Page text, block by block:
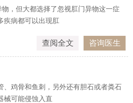
，但大都选择了忽视肛门异物这一症
疾病都可以出现肛
查阅全文 咨询医生
鸡骨和鱼刺，另外还有胆石或者粪石
械可能侵蚀入直